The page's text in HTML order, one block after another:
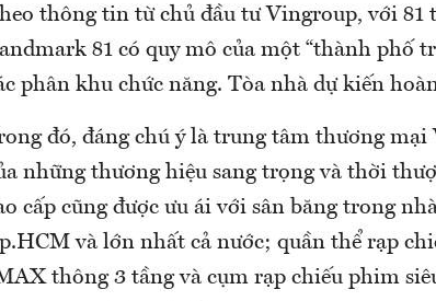
thông tin từ chủ đầu tư Vingroup, với 81
81 có quy mô của một “thành phố
phân khu chức năng. Tòa nhà dự kiến
đó, đáng chú ý là trung tâm thương
những thương hiệu sang trọng và thời
cấp cũng được ưu ái với sân băng trong
và lớn nhất cả nước; quần thể rạp
thông 3 tầng và cụm rạp chiếu phim